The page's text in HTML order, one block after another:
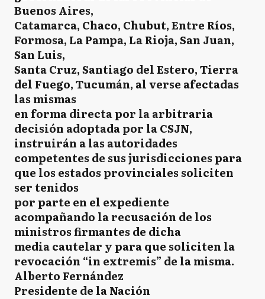
Buenos Aires,
Catamarca, Chaco, Chubut, Entre Ríos,
Formosa, La Pampa, La Rioja, San Juan,
San Luis,
Santa Cruz, Santiago del Estero, Tierra
del Fuego, Tucumán, al verse afectadas
las mismas
en forma directa por la arbitraria
decisión adoptada por la CSJN,
instruirán a las autoridades
competentes de sus jurisdicciones para
que los estados provinciales soliciten
ser tenidos
por parte en el expediente
acompañando la recusación de los
ministros firmantes de dicha
media cautelar y para que soliciten la
revocación “in extremis” de la misma.
Alberto Fernández
Presidente de la Nación